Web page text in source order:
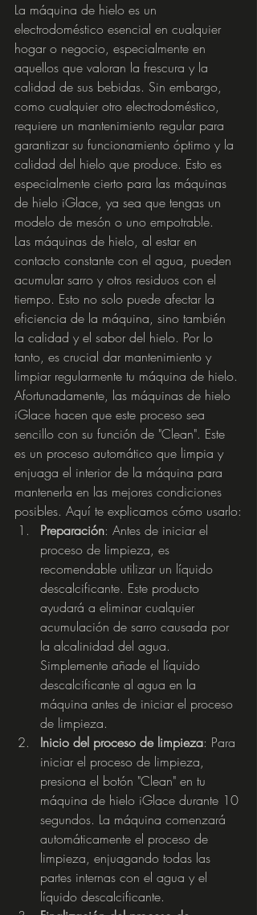
La máquina de hielo es un
electrodoméstico esencial en cualquier
hogar o negocio, especialmente en
aquellos que valoran la frescura y la
calidad de sus bebidas. Sin embargo,
como cualquier otro electrodoméstico,
requiere un mantenimiento regular para
garantizar su funcionamiento óptimo y la
calidad del hielo que produce. Esto es
especialmente cierto para las máquinas
de hielo iGlace, ya sea que tengas un
modelo de mesón o uno empotrable.
Las máquinas de hielo, al estar en
contacto constante con el agua, pueden
acumular sarro y otros residuos con el
tiempo. Esto no solo puede afectar la
eficiencia de la máquina, sino también
la calidad y el sabor del hielo. Por lo
tanto, es crucial dar mantenimiento y
limpiar regularmente tu máquina de hielo.
Afortunadamente, las máquinas de hielo
iGlace hacen que este proceso sea
sencillo con su función de "Clean". Este
es un proceso automático que limpia y
enjuaga el interior de la máquina para
mantenerla en las mejores condiciones
posibles. Aquí te explicamos cómo usarlo:
Preparación: Antes de iniciar el
proceso de limpieza, es
recomendable utilizar un líquido
descalcificante. Este producto
ayudará a eliminar cualquier
acumulación de sarro causada por
la alcalinidad del agua.
Simplemente añade el líquido
descalcificante al agua en la
máquina antes de iniciar el proceso
de limpieza.
Inicio del proceso de limpieza: Para
iniciar el proceso de limpieza,
presiona el botón "Clean" en tu
máquina de hielo iGlace durante 10
segundos. La máquina comenzará
automáticamente el proceso de
limpieza, enjuagando todas las
partes internas con el agua y el
líquido descalcificante.